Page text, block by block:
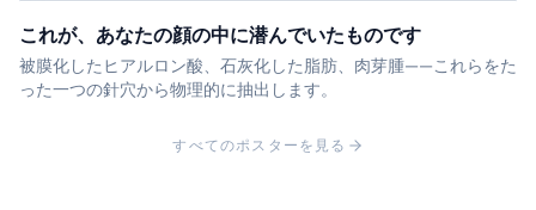
これが、あなたの顔の中に潜んでいたものです
被膜化したヒアルロン酸、石灰化した脂肪、肉芽腫——これらをた
った一つの針穴から物理的に抽出します。
すべてのポスターを見る